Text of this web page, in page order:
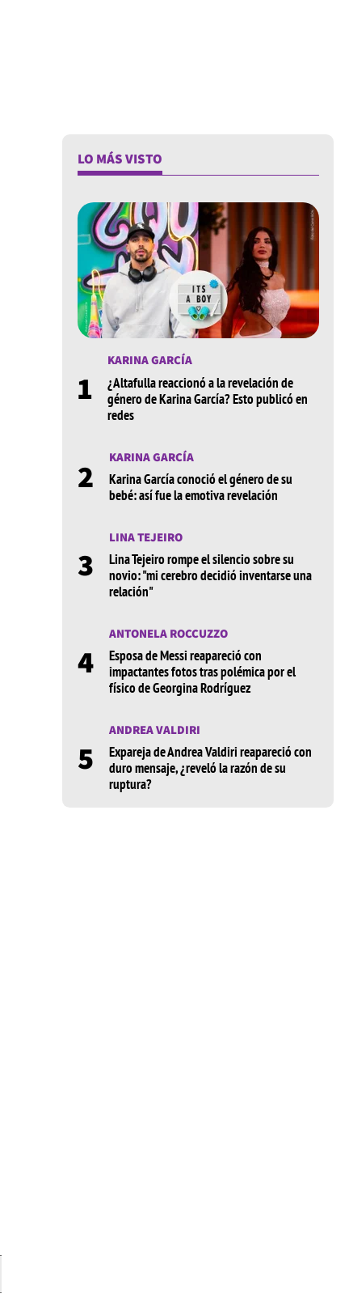
LO MÁS VISTO
1
KARINA GARCÍA
¿Altafulla reaccionó a la revelación de
género de Karina García? Esto publicó en
redes
2
KARINA GARCÍA
Karina García conoció el género de su
bebé: así fue la emotiva revelación
3
LINA TEJEIRO
Lina Tejeiro rompe el silencio sobre su
novio: "mi cerebro decidió inventarse una
relación"
4
ANTONELA ROCCUZZO
Esposa de Messi reapareció con
impactantes fotos tras polémica por el
físico de Georgina Rodríguez
5
ANDREA VALDIRI
Expareja de Andrea Valdiri reapareció con
duro mensaje, ¿reveló la razón de su
ruptura?